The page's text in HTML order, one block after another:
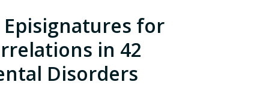
for
in 42
Disorders